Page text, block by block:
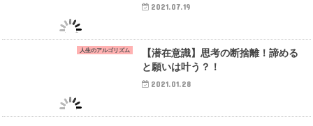
2021.07.19
人生のアルゴリズム
【潜在意識】思考の断捨離！諦める
と願いは叶う？！
2021.01.28